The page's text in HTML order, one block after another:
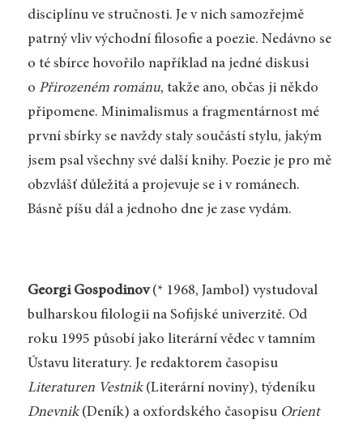
disciplínu ve stručnosti. Je v nich samozřejmě
patrný vliv východní filosofie a poezie. Nedávno se
o té sbírce hovořilo například na jedné diskusi
o Přirozeném románu, takže ano, občas ji někdo
připomene. Minimalismus a fragmentárnost mé
první sbírky se navždy staly součástí stylu, jakým
jsem psal všechny své další knihy. Poezie je pro mě
obzvlášť důležitá a projevuje se i v románech.
Básně píšu dál a jednoho dne je zase vydám.
Georgi Gospodinov(* 1968, Jambol) vystudoval
bulharskou filologii na Sofijské univerzitě. Od
roku 1995 působí jako literární vědec v tamním
Ústavu literatury. Je redaktorem časopisu
Literaturen Vestnik(Literární noviny), týdeníku
Dnevnik(Deník) a oxfordského časopisu Orient